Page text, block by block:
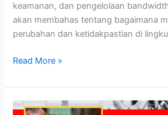
keamanan, dan pengelolaan
akan membahas tentang bagaimana
perubahan dan ketidakpastian di
Read More »
MOTOR